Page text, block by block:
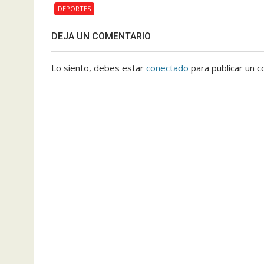
DEPORTES
DEJA UN COMENTARIO
Lo siento, debes estar conectado para publicar un